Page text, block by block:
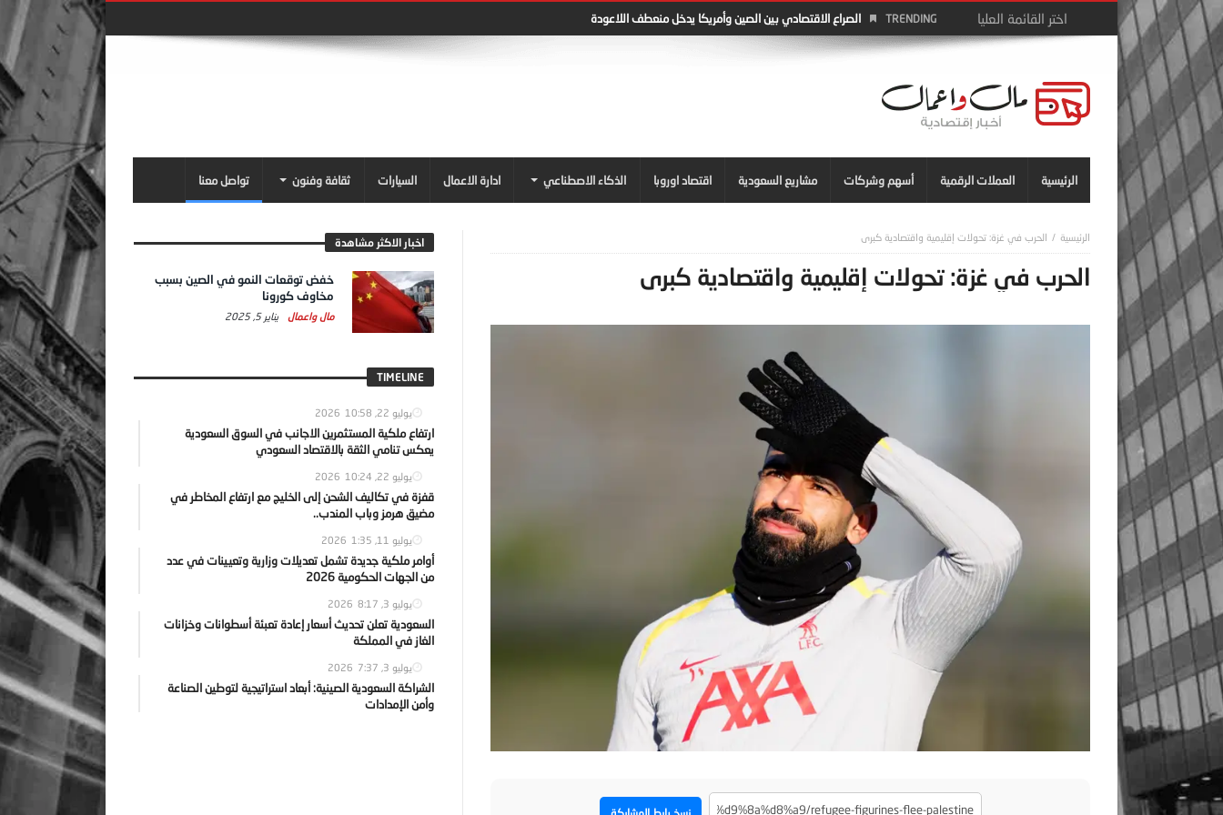
TRENDING الصراع الاقتصادي بين الصين وأمريكا يدخل منعطف اللاعودة
الرئيسية العملات الرقمية أسهم وشركات مشاريع السعودية اقتصاد اوروبا الذكاء الاصطناعي ادارة الاعمال السيارات ثقافة وفنون تواصل معنا
الحرب في غزة: تحولات إقليمية واقتصادية كبرى
الحرب في غزة: تحولات إقليمية واقتصادية كبرى
اخبار الاكثر مشاهدة
خفض توقعات النمو في الصين بسبب
مخاوف كورونا
مال واعمال يناير 5, 2025
TIMELINE
يوليو 22, 2026 10:58
ارتفاع ملكية المستثمرين الاجانب في السوق السعودية
يعكس تنامي الثقة بالاقتصاد السعودي
يوليو 22, 2026 10:24
قفزة في تكاليف الشحن إلى الخليج مع ارتفاع المخاطر في
مضيق هرمز وباب المندب..
يوليو 11, 2026 1:35
أوامر ملكية جديدة تشمل تعديلات وزارية وتعيينات في عدد
من الجهات الحكومية 2026
يوليو 3, 2026 8:17
السعودية تعلن تحديث أسعار إعادة تعبئة أسطوانات وخزانات
الغاز في المملكة
يوليو 3, 2026 7:37
الشراكة السعودية الصينية: أبعاد استراتيجية لتوطين الصناعة
وأمن الإمدادات